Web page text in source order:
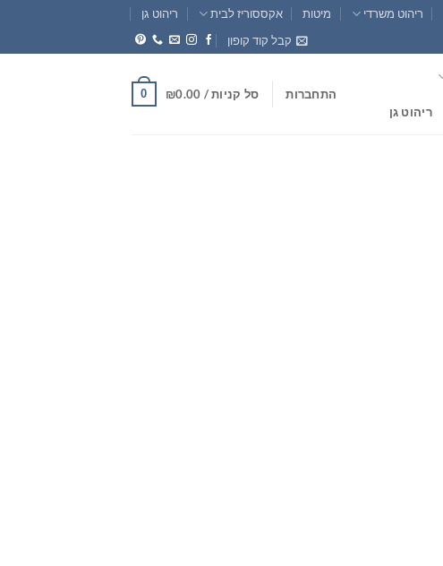
ריהוט משרדי מיטות אקססוריז לבית
ריהוט גן
קבל קוד קופון
ריהוט גן
התחברות סל קניות / ₪0.00
0